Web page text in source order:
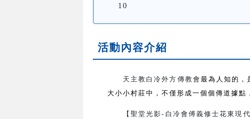
10
活動內容介紹
天主教白冷外方傳教會最為人知的，
大小小村莊中，不僅形成一個個傳道據點
【聖堂光影-白冷會傅義修士花東